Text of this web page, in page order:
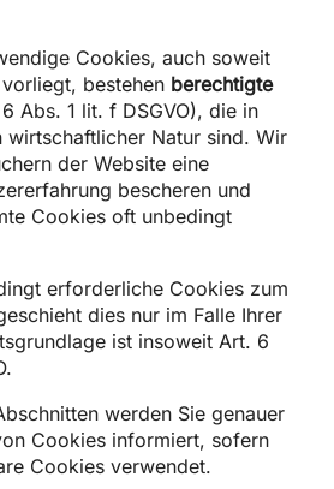
Cookies, auch soweit
bestehen berechtigte
Abs. 1 lit. f DSGVO), die in
wirtschaftlicher Natur sind. Wir
der Website eine
bescheren und
Cookies oft unbedingt
erforderliche Cookies zum
dies nur im Falle Ihrer
ist insoweit Art. 6
werden Sie genauer
Cookies informiert, sofern
Cookies verwendet.